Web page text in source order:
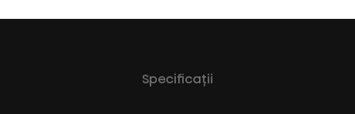
Specificaţii